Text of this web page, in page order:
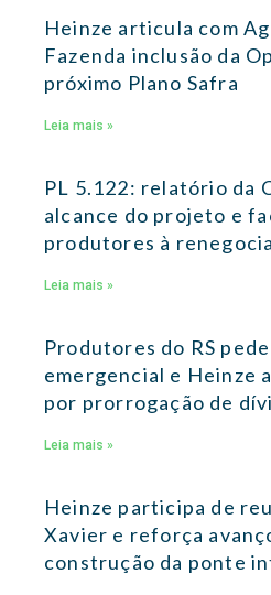
Heinze articula com
Fazenda inclusão da
próximo Plano Safra
Leia mais »
PL 5.122: relatório da
alcance do projeto e
produtores à
Leia mais »
Produtores do RS
emergencial e Heinze
por prorrogação de
Leia mais »
Heinze participa de
Xavier e reforça
construção da ponte